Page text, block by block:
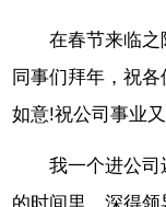
在春节来临之
同事们拜年，祝
如意!祝公司事业
我一个进公
的时间里，深得